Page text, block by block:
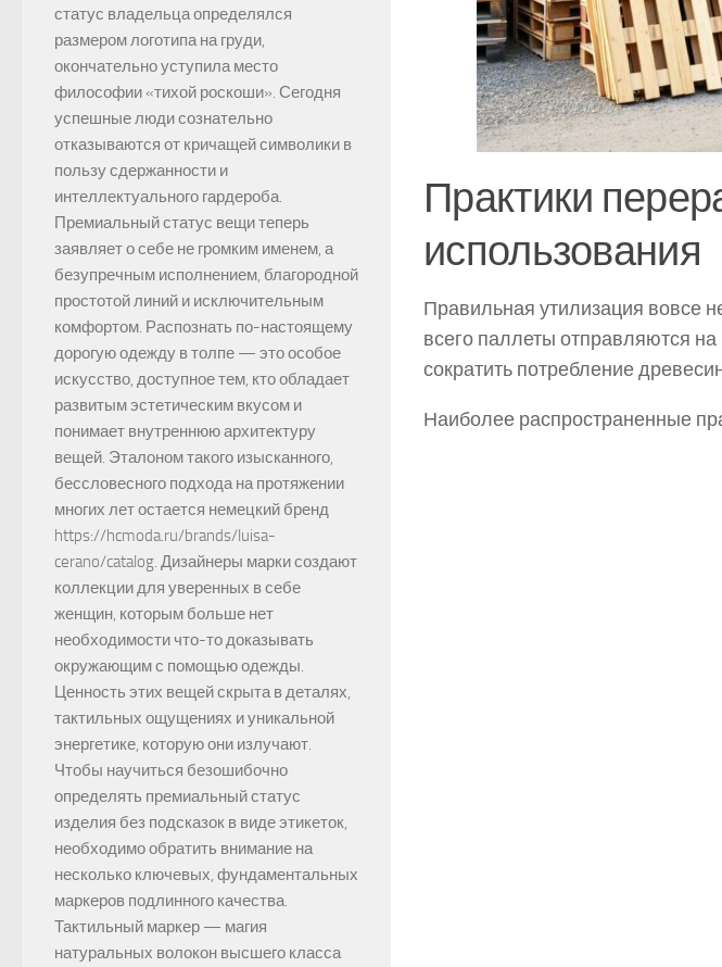
Практики
использования
Правильная утилизация вовсе
всего паллеты отправляются
сократить потребление
Наиболее распространенные
статус владельца определялся
размером логотипа на груди,
окончательно уступила место
философии «тихой роскоши». Сегодня
успешные люди сознательно
отказываются от кричащей символики в
пользу сдержанности и
интеллектуального гардероба.
Премиальный статус вещи теперь
заявляет о себе не громким именем, а
безупречным исполнением, благородной
простотой линий и исключительным
комфортом. Распознать по-настоящему
дорогую одежду в толпе — это особое
искусство, доступное тем, кто обладает
развитым эстетическим вкусом и
понимает внутреннюю архитектуру
вещей. Эталоном такого изысканного,
бессловесного подхода на протяжении
многих лет остается немецкий бренд
https://hcmoda.ru/brands/luisa-
cerano/catalog. Дизайнеры марки создают
коллекции для уверенных в себе
женщин, которым больше нет
необходимости что-то доказывать
окружающим с помощью одежды.
Ценность этих вещей скрыта в деталях,
тактильных ощущениях и уникальной
энергетике, которую они излучают.
Чтобы научиться безошибочно
определять премиальный статус
изделия без подсказок в виде этикеток,
необходимо обратить внимание на
несколько ключевых, фундаментальных
маркеров подлинного качества.
Тактильный маркер — магия
натуральных волокон высшего класса